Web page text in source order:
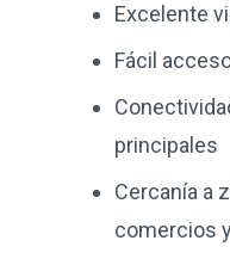
Excelente
Fácil
principales
Cercanía a
comercios